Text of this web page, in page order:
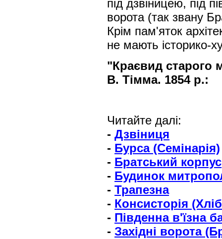
під дзвіницею, під
ворота (так звану
Крім пам'яток
не мають історико-
"Краєвид старого
В. Тімма. 1854 р.:
Читайте далі:
- Дзвіниця
- Бурса (Семінарія)
- Братський корпус
- Будинок
- Трапезна
- Консисторія
- Південна в'їзна
- Західні ворота